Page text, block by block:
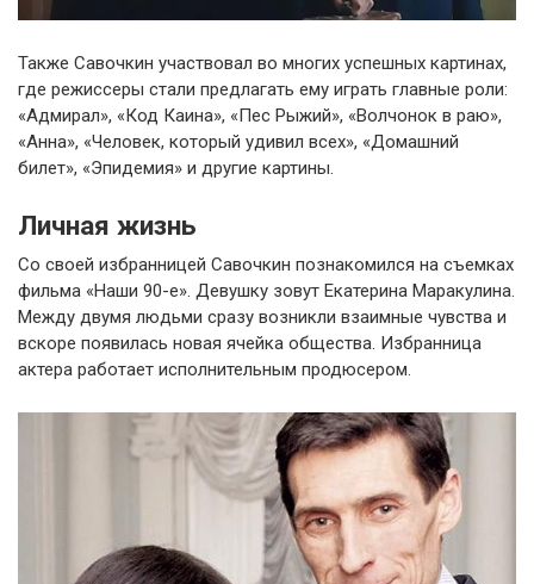
Также Савочкин участвовал во многих успешных картинах,
где режиссеры стали предлагать ему играть главные роли:
«Адмирал», «Код Каина», «Пес Рыжий», «Волчонок в раю»,
«Анна», «Человек, который удивил всех», «Домашний
билет», «Эпидемия» и другие картины.
Личная жизнь
Со своей избранницей Савочкин познакомился на съемках
фильма «Наши 90-е». Девушку зовут Екатерина Маракулина.
Между двумя людьми сразу возникли взаимные чувства и
вскоре появилась новая ячейка общества. Избранница
актера работает исполнительным продюсером.